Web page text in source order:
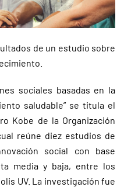
de un estudio sobre
sociales basadas en la
saludable” se titula el
Kobe de la Organización
reúne diez estudios de
social con base
media y baja, entre los
UV. La investigación fue